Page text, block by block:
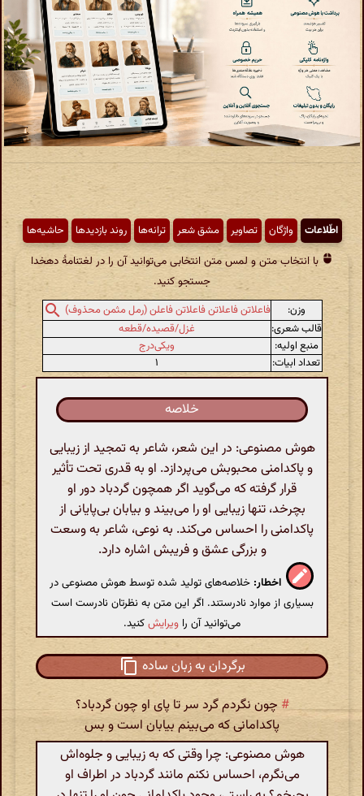
اطّلاعات واژگان تصاویر مشق شعر ترانه‌ها روند بازدیدها حاشیه‌ها
با انتخاب متن و لمس متن انتخابی می‌توانید آن را در لغتنامهٔ دهخدا
جستجو کنید.
وزن:
فاعلاتن فاعلاتن فاعلاتن فاعلن (رمل مثمن محذوف)
قالب شعری:
غزل/قصیده/قطعه
منبع اولیه:
ویکی‌درج
تعداد ابیات:
۱
خلاصه
هوش مصنوعی: در این شعر، شاعر به تمجید از زیبایی
و پاکدامنی محبوبش می‌پردازد. او به قدری تحت تأثیر
قرار گرفته که می‌گوید اگر همچون گردباد دور او
بچرخد، تنها زیبایی او را می‌بیند و بیابان بی‌پایانی از
پاکدامنی را احساس می‌کند. به نوعی، شاعر به وسعت
و بزرگی عشق و فریبش اشاره دارد.
اخطار: خلاصه‌های تولید شده توسط هوش مصنوعی در
بسیاری از موارد نادرستند. اگر این متن به نظرتان نادرست است
می‌توانید آن را ویرایشکنید.
برگردان به زبان ساده
# چون نگردم گرد سر تا پای او چون گردباد؟
پاکدامانی که می‌بینم بیابان است و بس
هوش مصنوعی: چرا وقتی که به زیبایی و جلوه‌اش
می‌نگرم، احساس نکنم مانند گردباد در اطراف او